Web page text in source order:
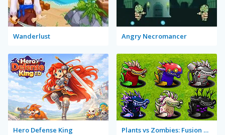
Wanderlust Angry Necromancer
Hero Defense King Plants vs Zombies: Fusion Mode